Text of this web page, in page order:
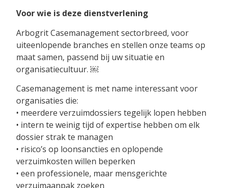
Voor wie is deze dienstverlening
Arbogrit Casemanagement sectorbreed, voor
uiteenlopende branches en stellen onze teams op
maat samen, passend bij uw situatie en
organisatiecultuur. ￼
Casemanagement is met name interessant voor
organisaties die:
• meerdere verzuimdossiers tegelijk lopen hebben
• intern te weinig tijd of expertise hebben om elk
dossier strak te managen
• risico’s op loonsancties en oplopende
verzuimkosten willen beperken
• een professionele, maar mensgerichte
verzuimaanpak zoeken